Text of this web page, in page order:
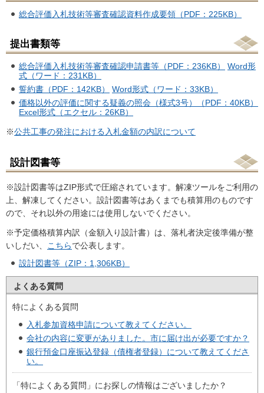
総合評価入札技術等審査確認資料作成要領（PDF：225KB）
提出書類等
総合評価入札技術等審査確認申請書等（PDF：236KB）
Word形
式（ワード：231KB）
誓約書（PDF：142KB）
Word形式（ワード：33KB）
価格以外の評価に関する疑義の照会（様式3号）（PDF：40KB）
Excel形式（エクセル：26KB）
※公共工事の発注における入札金額の内訳について
設計図書等
※設計図書等はZIP形式で圧縮されています。解凍ツールをご利用の
上、解凍してください。設計図書等はあくまでも積算用のものです
ので、それ以外の用途には使用しないでください。
※予定価格積算内訳（金額入り設計書）は、落札者決定後準備が整
いしだい、
こちらで公表します。
設計図書等（ZIP：1,306KB）
よくある質問
特によくある質問
入札参加資格申請について教えてください。
会社の内容に変更がありました。市に届け出が必要ですか？
銀行預金口座振込登録（債権者登録）について教えてくださ
い。
「特によくある質問」にお探しの情報はございましたか？